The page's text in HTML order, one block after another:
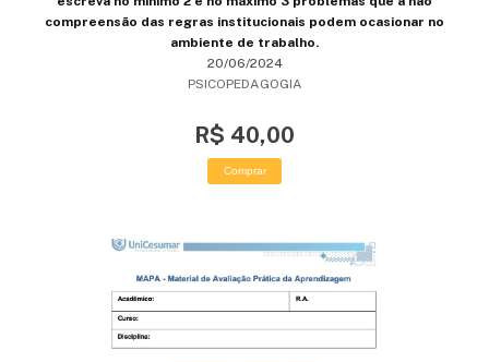
compreensão das regras institucionais podem ocasionar no
ambiente de trabalho.
20/06/2024
PSICOPEDAGOGIA
R$ 40,00
Comprar